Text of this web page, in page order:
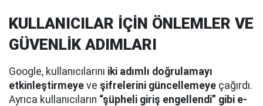
KULLANICILAR İÇİN ÖNLEMLER VE
GÜVENLİK ADIMLARI
Google, kullanıcılarını iki adımlı doğrulamayı
etkinleştirmeye ve şifrelerini güncellemeye çağırdı.
Ayrıca kullanıcıların “şüpheli giriş engellendi” gibi e-